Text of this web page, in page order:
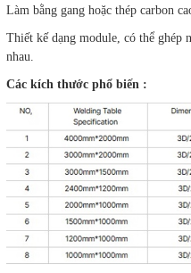
Làm bằng gang hoặc thép carbon
Thiết kế dạng module, có thể ghép
nhau.
Các kích thước phổ biến :